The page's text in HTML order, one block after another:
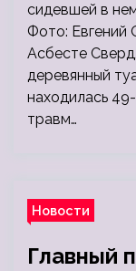
сидевшей в
Фото:
Асбесте
деревянный
находилась
травм…
Новости
Главный